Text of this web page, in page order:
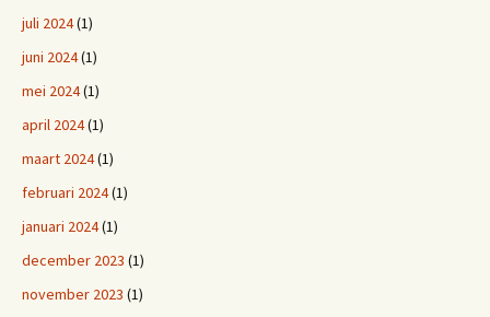
juli 2024(1)
juni 2024(1)
mei 2024(1)
april 2024(1)
maart 2024(1)
februari 2024(1)
januari 2024(1)
december 2023 (1)
november 2023 (1)